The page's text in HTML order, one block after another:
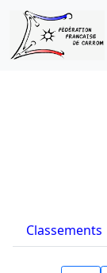
Classements